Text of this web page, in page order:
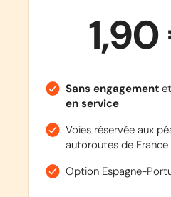
Sans engagementet
en service
Voies réservée aux
autoroutes de France
Option Espagne-